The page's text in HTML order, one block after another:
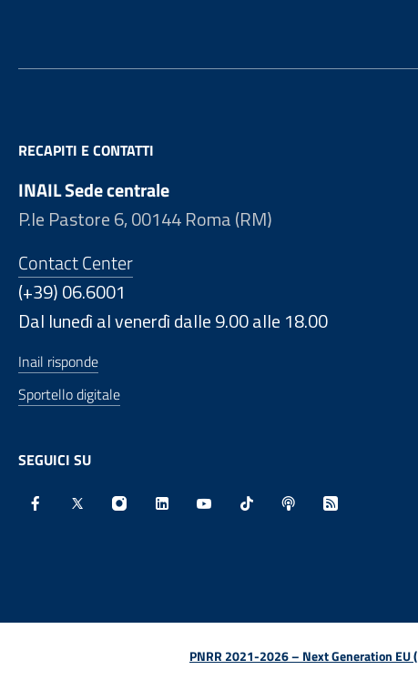
RECAPITI E CONTATTI
INAIL Sede centrale
P.le Pastore 6, 00144 Roma (RM)
Contact Center
(+39) 06.6001
Dal lunedì al venerdì dalle 9.00 alle 18.00
Inail risponde
Sportello digitale
SEGUICI SU
PNRR 2021-2026 – Next Generation